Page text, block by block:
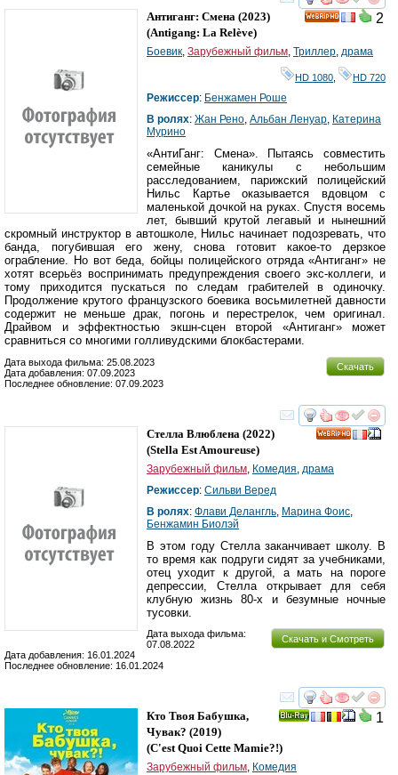
смотреть
2
Антиганг: Смена (2023)
(Antigang: La Relève)
Боевик Зарубежный фильм Триллер драма
HD 1080 HD 720
Режиссер: Бенжамен Роше
В ролях: Жан Рено Альбан Ленуар Катерина
Мурино
«АнтиГанг: Смена». Пытаясь совместить
семейные каникулы с небольшим
расследованием, парижский полицейский
Нильс Картье оказывается вдовцом с
маленькой дочкой на руках. Спустя восемь
лет, бывший крутой легавый и нынешний
скромный инструктор в автошколе, Нильс начинает подозревать, что
банда, погубившая его жену, снова готовит какое-то дерзкое
ограбление. Но вот беда, бойцы полицейского отряда «Антиганг» не
хотят всерьёз воспринимать предупреждения своего экс-коллеги, и
тому приходится пускаться по следам грабителей в одиночку.
Продолжение крутого французского боевика восьмилетней давности
содержит не меньше драк, погонь и перестрелок, чем оригинал.
Драйвом и эффектностью экшн-сцен второй «Антиганг» может
сравниться со многими голливудскими блокбастерами.
Скачать
Дата выхода фильма: 25.08.2023
Дата добавления: 07.09.2023
Последнее обновление: 07.09.2023
смотреть
Стелла Влюблена (2022)
(Stella Est Amoureuse)
Зарубежный фильм Комедия драма
Режиссер: Сильви Веред
В ролях: Флави Делангль Марина Фоис
Бенжамин Биолэй
В этом году Стелла заканчивает школу. В
то время как подруги сидят за учебниками,
отец уходит к другой, а мать на пороге
депрессии, Стелла открывает для себя
клубную жизнь 80-х и безумные ночные
тусовки.
Скачать и Смотреть
Дата выхода фильма:
07.08.2022
Дата добавления: 16.01.2024
Последнее обновление: 16.01.2024
смотреть
1
Кто Твоя Бабушка,
Чувак? (2019)
(C'est Quoi Cette Mamie?!)
Зарубежный фильм, Комедия